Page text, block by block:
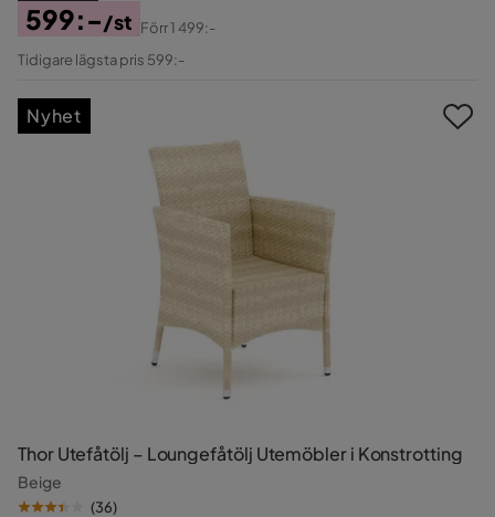
Pris
599:-/st
Original
Förr1 499:-
Tidigare lägsta pris 599:-
Thor Utefåtölj – Loungefåtölj Utemöbler i Konstrotting
Beige
(36)
Nyhet